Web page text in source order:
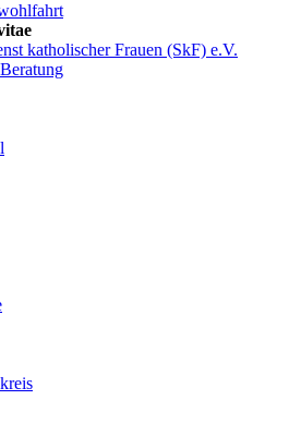
katholischer Frauen (SkF) e.V.